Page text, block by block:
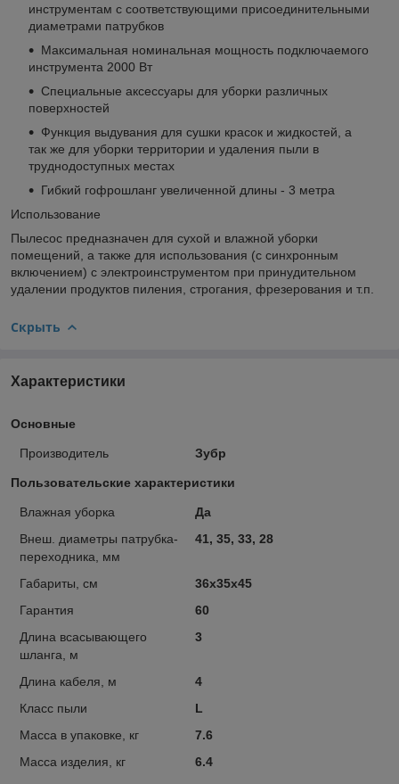
инструментам с соответствующими присоединительными
диаметрами патрубков
Максимальная номинальная мощность подключаемого
инструмента 2000 Вт
Специальные аксессуары для уборки различных
поверхностей
Функция выдувания для сушки красок и жидкостей, а
так же для уборки территории и удаления пыли в
труднодоступных местах
Гибкий гофрошланг увеличенной длины - 3 метра
Использование
Пылесос предназначен для сухой и влажной уборки
помещений, а также для использования (с синхронным
включением) с электроинструментом при принудительном
удалении продуктов пиления, строгания, фрезерования и т.п.
Скрыть
Характеристики
Основные
Производитель Зубр
Пользовательские характеристики
Влажная уборка
Да
Внеш. диаметры патрубка-
переходника, мм
41, 35, 33, 28
Габариты, см
36х35х45
Гарантия
60
Длина всасывающего
шланга, м
3
Длина кабеля, м
4
Класс пыли
L
Масса в упаковке, кг
7.6
Масса изделия, кг
6.4